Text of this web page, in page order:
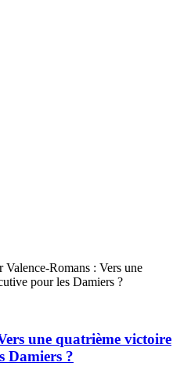
Valence-Romans : Vers une
pour les Damiers ?
une quatrième victoire
Damiers ?